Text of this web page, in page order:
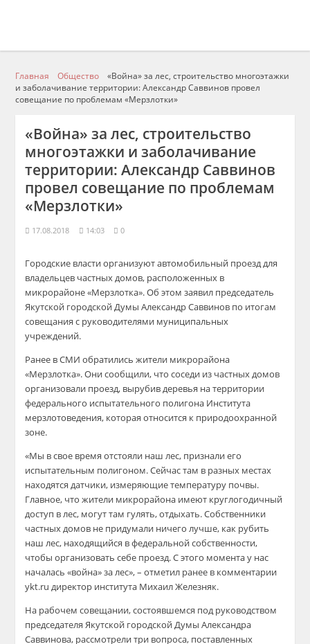
Главная Общество
«Война» за лес, строительство многоэтажки
и заболачивание территории: Александр Саввинов провел
совещание по проблемам «Мерзлотки»
«Война» за лес, строительство
многоэтажки и заболачивание
территории: Александр Саввинов
провел совещание по проблемам
«Мерзлотки»
17.08.2018 14:03 0
Городские власти организуют автомобильный проезд для
владельцев частных домов, расположенных в
микрорайоне «Мерзлотка». Об этом заявил председатель
Якутской городской Думы АлександрСаввинов по итогам
совещания с руководителями муниципальных
учреждений.
Ранее в СМИ обратились жители микрорайона
«Мерзлотка». Они сообщили, что соседи из частных домов
организовали проезд, вырубив деревья на территории
федерального испытательного полигона Института
мерзлотоведения, которая относится к природоохранной
зоне.
«Мы в свое время отстояли наш лес, признали его
испытательным полигоном. Сейчас там в разных местах
находятся датчики, измеряющие температуру почвы.
Главное, что жители микрорайона имеют круглогодичный
доступ в лес, могут там гулять, отдыхать. Собственники
частных домов не придумали ничего лучше, как рубить
наш лес, находящийся в федеральной собственности,
чтобы организовать себе проезд. С этого момента у нас
началась «война» за лес»,– отметил ранее в комментарии
ykt.ru директор института Михаил Железняк.
На рабочем совещании, состоявшемся под руководством
председателя Якутской городской Думы Александра
Саввинова, рассмотрели три вопроса, поставленных